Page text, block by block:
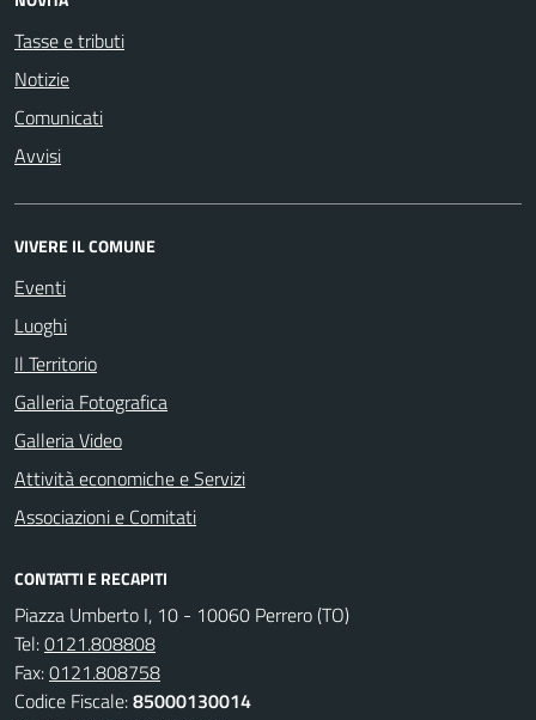
Tasse e tributi
Notizie
Comunicati
Avvisi
VIVERE IL COMUNE
Eventi
Luoghi
Il Territorio
Galleria Fotografica
Galleria Video
Attività economiche e Servizi
Associazioni e Comitati
CONTATTI E RECAPITI
Piazza Umberto I, 10 - 10060 Perrero (TO)
Tel:0121.808808
Fax:0121.808758
Codice Fiscale:85000130014